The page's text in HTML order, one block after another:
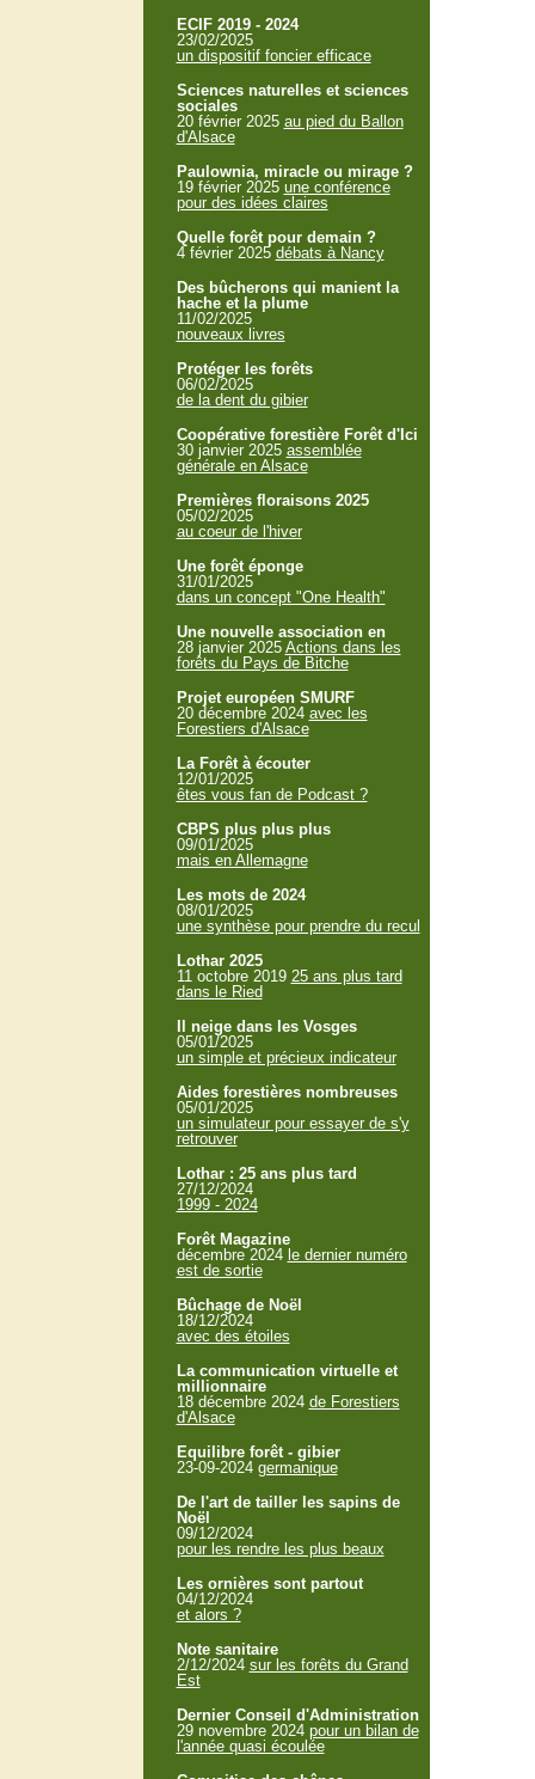
ECIF 2019 - 2024
23/02/2025
un dispositif foncier efficace
Sciences naturelles et sciences
sociales
20 février 2025 au pied du Ballon
d'Alsace
Paulownia, miracle ou mirage ?
19 février 2025 une conférence
pour des idées claires
Quelle forêt pour demain ?
4 février 2025 débats à Nancy
Des bûcherons qui manient la
hache et la plume
11/02/2025
nouveaux livres
Protéger les forêts
06/02/2025
de la dent du gibier
Coopérative forestière Forêt d'Ici
30 janvier 2025 assemblée
générale en Alsace
Premières floraisons 2025
05/02/2025
au coeur de l'hiver
Une forêt éponge
31/01/2025
dans un concept "One Health"
Une nouvelle association en
28 janvier 2025 Actions dans les
forêts du Pays de Bitche
Projet européen SMURF
20 décembre 2024 avec les
Forestiers d'Alsace
La Forêt à écouter
12/01/2025
êtes vous fan de Podcast ?
CBPS plus plus plus
09/01/2025
mais en Allemagne
Les mots de 2024
08/01/2025
une synthèse pour prendre du recul
Lothar 2025
11 octobre 2019 25 ans plus tard
dans le Ried
Il neige dans les Vosges
05/01/2025
un simple et précieux indicateur
Aides forestières nombreuses
05/01/2025
un simulateur pour essayer de s'y
retrouver
Lothar : 25 ans plus tard
27/12/2024
1999 - 2024
Forêt Magazine
décembre 2024 le dernier numéro
est de sortie
Bûchage de Noël
18/12/2024
avec des étoiles
La communication virtuelle et
millionnaire
18 décembre 2024 de Forestiers
d'Alsace
Equilibre forêt - gibier
23-09-2024 germanique
De l'art de tailler les sapins de
Noël
09/12/2024
pour les rendre les plus beaux
Les ornières sont partout
04/12/2024
et alors ?
Note sanitaire
2/12/2024 sur les forêts du Grand
Est
Dernier Conseil d'Administration
29 novembre 2024 pour un bilan de
l'année quasi écoulée